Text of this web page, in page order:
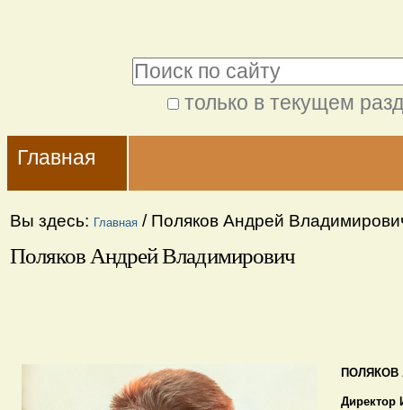
содержимому.
Перейти
навигации
только в текущем
поиск
Navigation
Главная
Вы здесь: Главная / Поляков Андрей
Поляков Андрей Владимирович
ПОЛЯКОВ